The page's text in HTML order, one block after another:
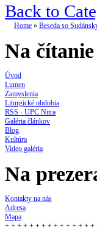
Back to
Home » Beseda so
Na čítanie
Úvod
Lumen
Zamyslenia
Liturgické obdobia
RSS - UPC Nitra
Galéria článkov
Blog
Kultúra
Video galéria
Na
Kontakty na nás
Adresa
Mapa
+ + + + + + + + + + + + + + +